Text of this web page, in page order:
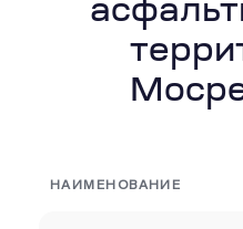
НАИМЕНОВАНИЕ